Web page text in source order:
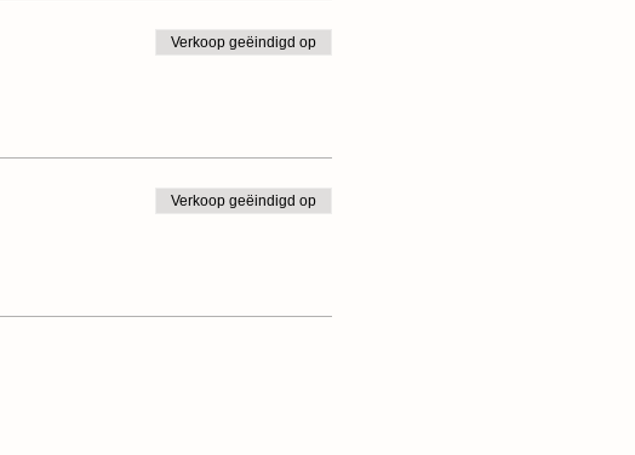
Verkoop geëindigd op
Verkoop geëindigd op